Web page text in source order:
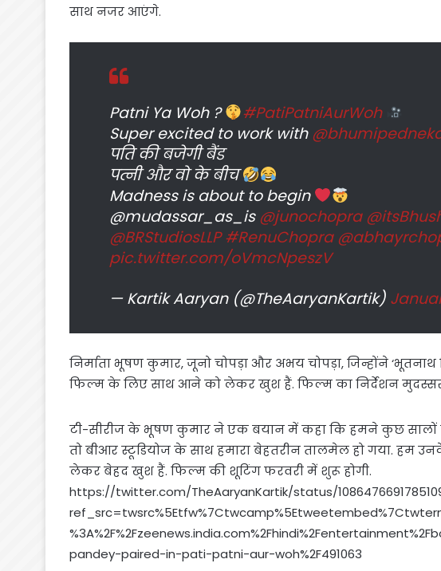
साथ नजर आएंगे.
Patni Ya Woh ?
#PatiPatniAurWoh
Super excited to work with
पति की बजेगी बैंड
पत्नी और वो के बीच
Madness is about to begin
@mudassar_as_is@junochopra
@BRStudiosLLP #RenuChopra
pic.twitter.com/oVmcNpeszV
— Kartik Aaryan (@TheAaryanKartik)
निर्माता भूषण कुमार, जूनो चोपड़ा और अभय चोपड़ा, जिन्होंने ‘भूतनाथ
फिल्म के लिए साथ आने को लेकर खुश हैं. फिल्म का निर्देशन
टी-सीरीज के भूषण कुमार ने एक बयान में कहा कि हमने कुछ सालों
तो बीआर स्टूडियोज के साथ हमारा बेहतरीन तालमेल हो गया. हम
लेकर बेहद खुश हैं. फिल्म की शूटिंग फरवरी में शुरू होगी.
https://twitter.com/TheAaryanKartik/status/
pandey-paired-in-pati-patni-aur-woh%2F491063